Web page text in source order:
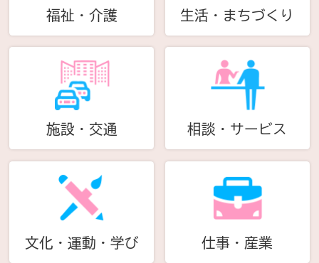
福祉・介護 生活・まちづくり
施設・交通 相談・サービス
文化・運動・学び 仕事・産業